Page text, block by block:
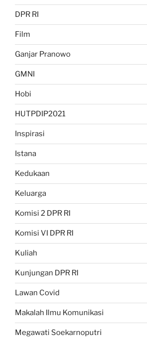
DPR RI
Film
Ganjar Pranowo
GMNI
Hobi
HUTPDIP2021
Inspirasi
Istana
Kedukaan
Keluarga
Komisi 2 DPR RI
Komisi VI DPR RI
Kuliah
Kunjungan DPR RI
Lawan Covid
Makalah Ilmu Komunikasi
Megawati Soekarnoputri